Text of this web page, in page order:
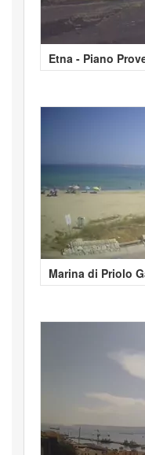
Etna - Piano
Marina di Priolo